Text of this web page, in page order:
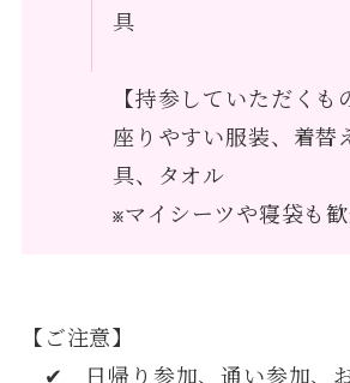
具
【持参していただくも
座りやすい服装、着替
具、タオル
※マイシーツや寝袋も
【ご注意】
✔ 日帰り参加、通い参加、お